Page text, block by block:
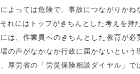
よっては危険で、事故につながりかね
れにはトップがきちんとした考えを持
は、作業員へのきちんとした教育が必
の声がなかなか行政に届かないとい
厚労省の「労災保険相談ダイヤル」